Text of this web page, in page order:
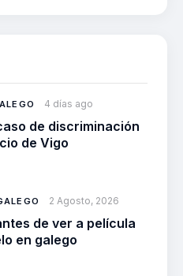
4 días ago
de discriminación
de Vigo
2 Agosto, 2026
de ver a película
en galego